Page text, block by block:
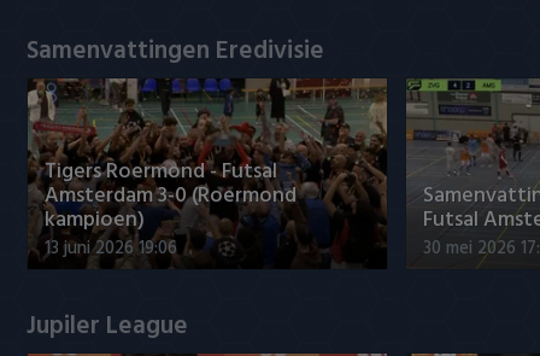
Samenvattingen Eredivisie
Tigers Roermond - Futsal
Amsterdam 3-0 (Roermond
kampioen)
13 juni 2026 19:06
Futsal
30 mei 2026
Jupiler League